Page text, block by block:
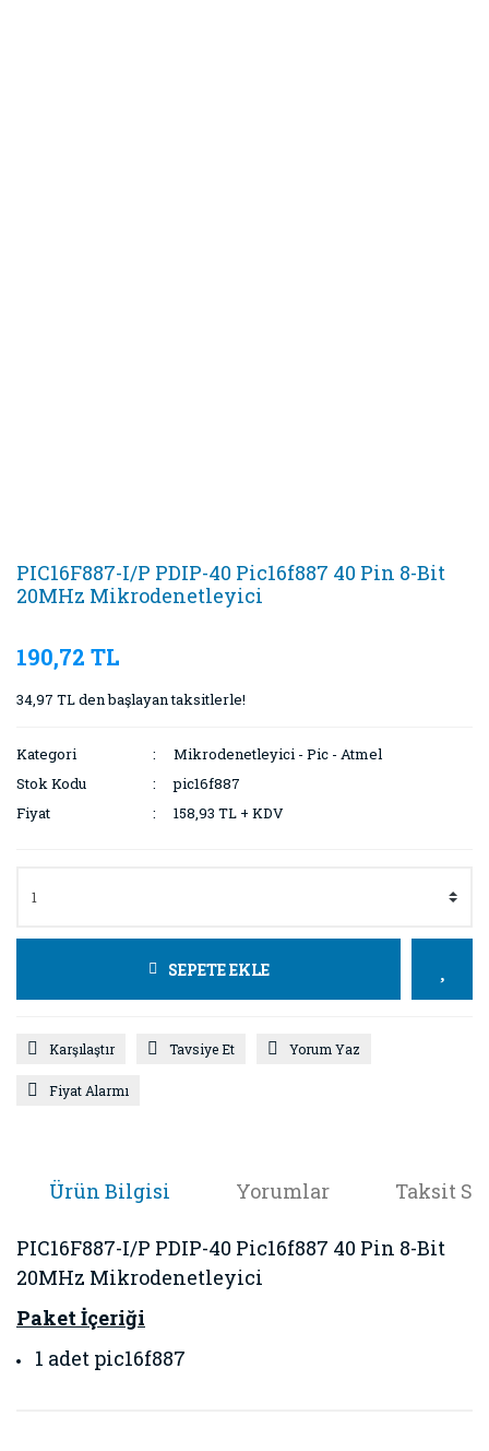
PIC16F887-I/P PDIP-40 Pic16f887 40 Pin 8-Bit
20MHz Mikrodenetleyici
190,72 TL
34,97 TL den başlayan taksitlerle!
Kategori
Mikrodenetleyici - Pic - Atmel
Stok Kodu
pic16f887
Fiyat
158,93 TL + KDV
SEPETE EKLE
Karşılaştır Tavsiye Et Yorum Yaz
Fiyat Alarmı
Ürün Bilgisi Yorumlar Taksit
PIC16F887-I/P PDIP-40 Pic16f887 40 Pin 8-Bit
20MHz Mikrodenetleyici
Paket İçeriği
1 adet pic16f887